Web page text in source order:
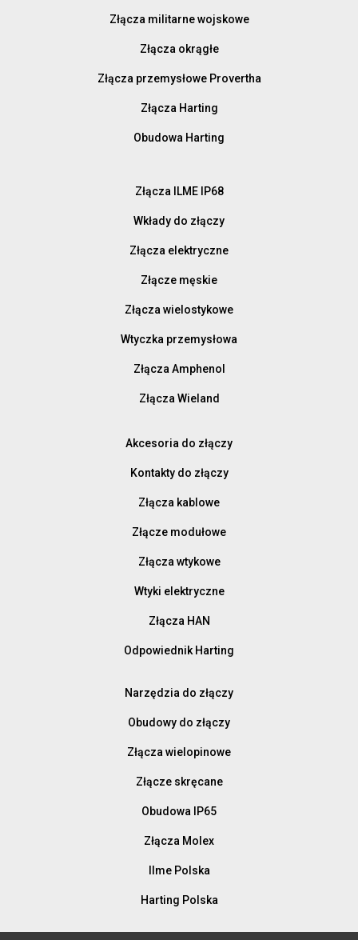
Złącza militarne wojskowe
Złącza okrągłe
Złącza przemysłowe Provertha
Złącza Harting
Obudowa Harting
Złącza ILME IP68
Wkłady do złączy
Złącza elektryczne
Złącze męskie
Złącza wielostykowe
Wtyczka przemysłowa
Złącza Amphenol
Złącza Wieland
Akcesoria do złączy
Kontakty do złączy
Złącza kablowe
Złącze modułowe
Złącza wtykowe
Wtyki elektryczne
Złącza HAN
Odpowiednik Harting
Narzędzia do złączy
Obudowy do złączy
Złącza wielopinowe
Złącze skręcane
Obudowa IP65
Złącza Molex
Ilme Polska
Harting Polska